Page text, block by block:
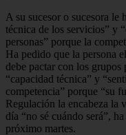
A su sucesor o sucesora le
técnica de los servicios” y
personas” porque la
Ha pedido que la persona
debe pactar con los
“capacidad técnica” y
competencia” porque “su
Regulación la encabeza la
día “no sé cuándo será”,
próximo martes.